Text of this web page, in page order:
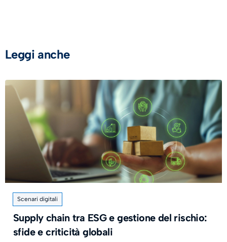
Leggi anche
Scenari digitali
Supply chain tra ESG e gestione del rischio:
sfide e criticità globali